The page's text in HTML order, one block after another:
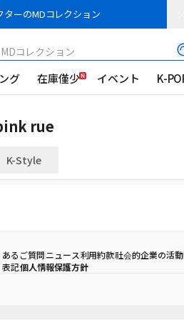
ターのMDコレクション
コレクション
グ 在庫僅少 イベント K-
rue
K-Style
あるご質問ニュース利用約款社会的企業の活動
表記個人情報保護方針